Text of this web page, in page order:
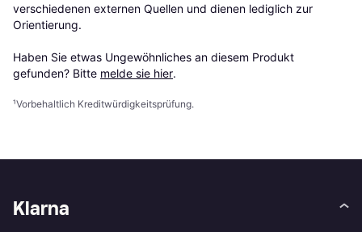
verschiedenen externen Quellen und dienen lediglich zur
Orientierung.
Haben Sie etwas Ungewöhnliches an diesem Produkt
gefunden? Bitte melde sie hier.
¹Vorbehaltlich Kreditwürdigkeitsprüfung.
Klarna